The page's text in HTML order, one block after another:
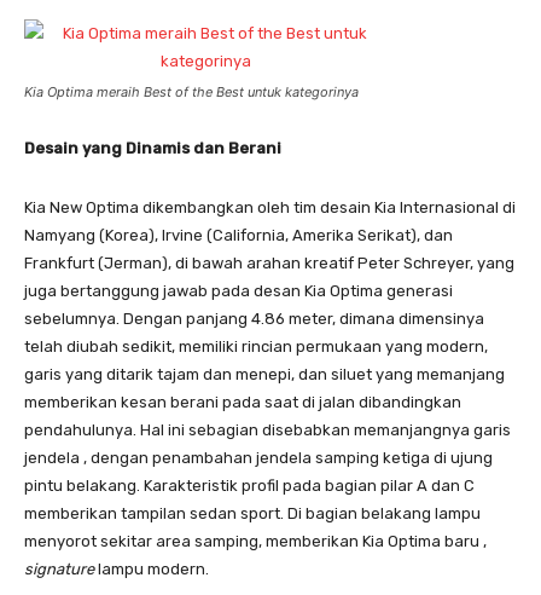
Kia Optima meraih Best of the Best untuk kategorinya
Desain yang Dinamis dan Berani
Kia New Optima dikembangkan oleh tim desain Kia Internasional di
Namyang (Korea), Irvine (California, Amerika Serikat), dan
Frankfurt (Jerman), di bawah arahan kreatif Peter Schreyer, yang
juga bertanggung jawab pada desan Kia Optima generasi
sebelumnya. Dengan panjang 4.86 meter, dimana dimensinya
telah diubah sedikit, memiliki rincian permukaan yang modern,
garis yang ditarik tajam dan menepi, dan siluet yang memanjang
memberikan kesan berani pada saat di jalan dibandingkan
pendahulunya. Hal ini sebagian disebabkan memanjangnya garis
jendela , dengan penambahan jendela samping ketiga di ujung
pintu belakang. Karakteristik profil pada bagian pilar A dan C
memberikan tampilan sedan sport. Di bagian belakang lampu
menyorot sekitar area samping, memberikan Kia Optima baru ,
signaturelampu modern.